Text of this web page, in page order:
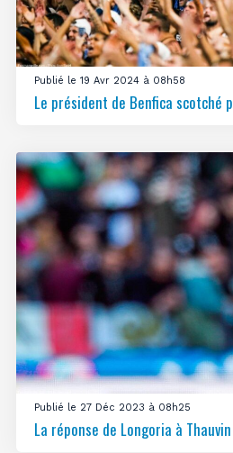
Publié le 19 Avr 2024 à 08h58
Le président de Benfica scotché
Publié le 27 Déc 2023 à 08h25
La réponse de Longoria à Thauvin